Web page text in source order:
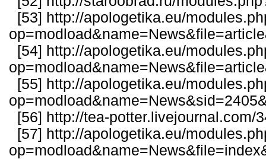
[53] http://apologetika.eu/
[54] http://apologetika.eu/
[55] http://apologetika.eu/
[56] http://tea-potter.livejournal.com/
[57] http://apologetika.eu/